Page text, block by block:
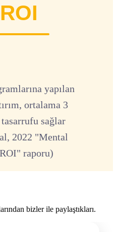
yapılan
ortalama 3
sağlar
2022 "Mental
raporu)
bizler ile paylaştıkları.